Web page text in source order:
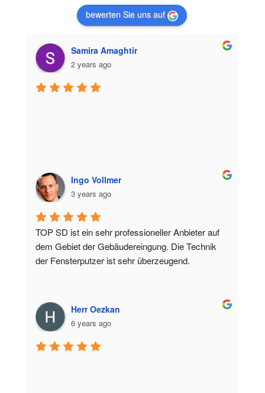
bewerten Sie uns auf
Samira Amaghtir
2 years ago
Ingo Vollmer
3 years ago
TOP SD ist ein sehr professioneller Anbieter auf
dem Gebiet der Gebäudereingung. Die Technik
der Fensterputzer ist sehr überzeugend.
Herr Oezkan
6 years ago